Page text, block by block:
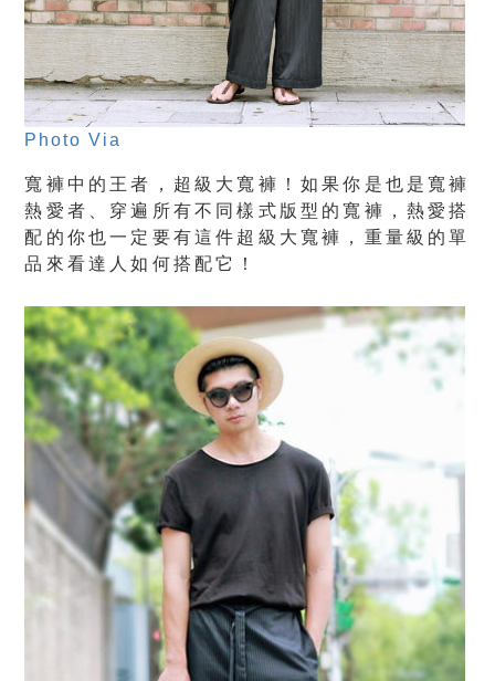
Photo Via
寬褲中的王者，超級大寬褲！如果你是也是寬褲
熱愛者、穿遍所有不同樣式版型的寬褲，熱愛搭
配的你也一定要有這件超級大寬褲，重量級的單
品來看達人如何搭配它！